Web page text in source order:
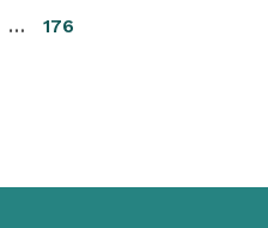
… 176